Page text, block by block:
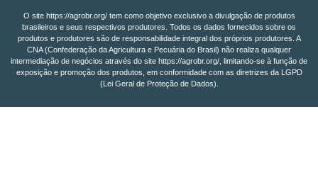
O site https://agrobr.org/ tem como objetivo exclusivo a divulgação de produtos
brasileiros e seus respectivos produtores. Todos os dados fornecidos sobre os
produtos e produtores são de responsabilidade integral dos próprios produtores. A
CNA (Confederação da Agricultura e Pecuária do Brasil) não realiza qualquer
intermediação de negócios através do site https://agrobr.org/, limitando-se à função de
exposição e promoção dos produtos, em conformidade com as diretrizes da LGPD
(Lei Geral de Proteção de Dados).